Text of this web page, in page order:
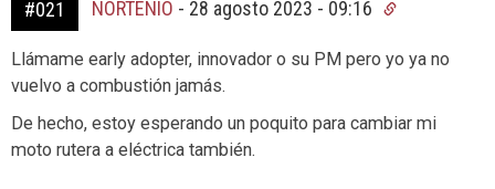
#021 NORTENIO - 28 agosto 2023 - 09:16
Llámame early adopter, innovador o su PM pero yo ya no
vuelvo a combustión jamás.
De hecho, estoy esperando un poquito para cambiar mi
moto rutera a eléctrica también.